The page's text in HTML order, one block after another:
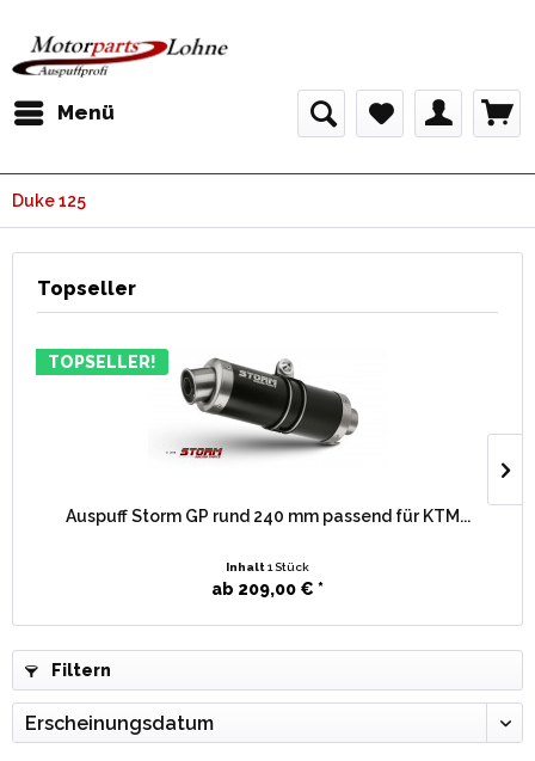
Menü
Duke 125
Topseller
TOPSELLER!
Auspuff Storm GP rund 240 mm passend für KTM...
Inhalt 1 Stück
ab 209,00 € *
Filtern